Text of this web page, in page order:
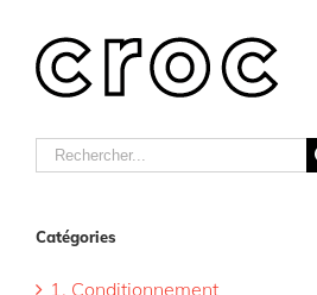
content
Rechercher
Catégories
1. Conditionnement